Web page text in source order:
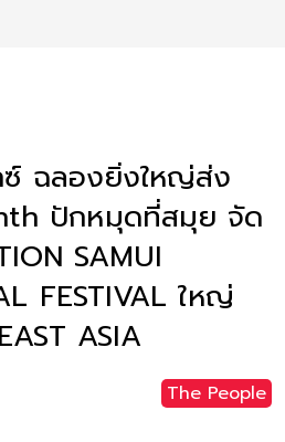
ซ์ ฉลองยิ่งใหญ่ส่ง
ปักหมุดที่สมุย จัด
SAMUI
FESTIVAL ใหญ่
ASIA
The People